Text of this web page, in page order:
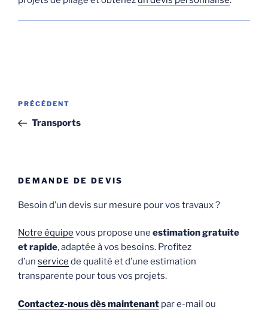
Navigation
l’article
Article
précédent
PRÉCÉDENT
Transports
DEMANDE DE DEVIS
Besoin d’un devis sur mesure pour vos travaux ?
Notre équipe vous propose une estimation gratuite
et rapide, adaptée à vos besoins. Profitez
d’un service de qualité et d’une estimation
transparente pour tous vos projets.
Contactez-nous dès maintenant par e-mail ou